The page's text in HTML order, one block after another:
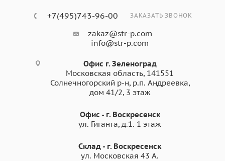
+7(495)743-96-00 ЗАКАЗАТЬ ЗВОНОК
zakaz@str-p.com
info@str-p.com
Офис г. Зеленоград
Московская область, 141551
Солнечногорский р-н, р.п. Андреевка,
дом 41/2, 3 этаж
Офис - г. Воскресенск
ул. Гиганта, д.1. 1 этаж
Склад - г. Воскресенск
ул. Московская 43 А.